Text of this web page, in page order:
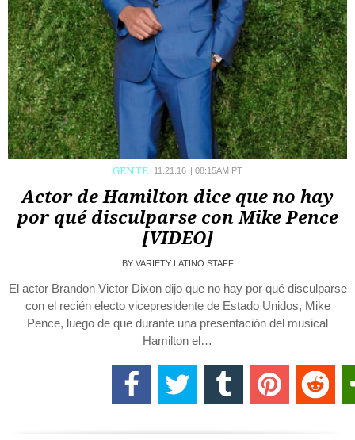
GENTE 11.21.16 | 08:15AM PT
Actor de Hamilton dice que no hay
por qué disculparse con Mike Pence
[VIDEO]
BY VARIETY LATINO STAFF
El actor Brandon Victor Dixon dijo que no hay por qué disculparse
con el recién electo vicepresidente de Estado Unidos, Mike
Pence, luego de que durante una presentación del musical
Hamilton el…